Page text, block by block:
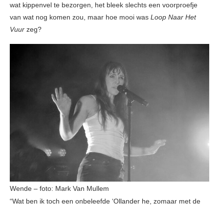
wat kippenvel te bezorgen, het bleek slechts een voorproefje
van wat nog komen zou, maar hoe mooi was Loop Naar Het
Vuur zeg?
Wende – foto: Mark Van Mullem
“Wat ben ik toch een onbeleefde ‘Ollander he, zomaar met de